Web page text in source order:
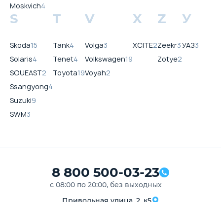
Moskvich4
S
Skoda15
Solaris4
SOUEAST2
Ssangyong4
Suzuki9
SWM3
T
Tank4
Tenet4
Toyota19
V
Volga3
Volkswagen19
Voyah2
X
XCITE2
Z
Zeekr3
Zotye2
У
УАЗ3
8 800 500-03-23
с 08:00 по 20:00, без выходных